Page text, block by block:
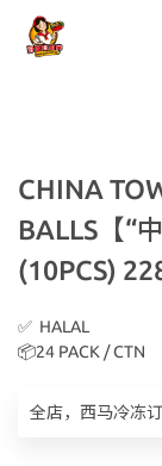
CHINA
BALLS【“
(10PCS)
✅  HALAL
📦24 PACK / CTN
全店，西马冷冻